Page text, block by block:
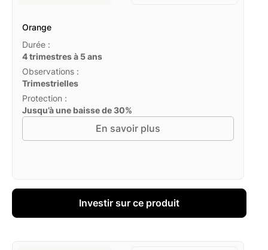
Orange
Durée :
4 trimestres à 5 ans
Observations :
Trimestrielles
Protection :
Jusqu’à une baisse de 30%
En savoir plus
Investir sur ce produit